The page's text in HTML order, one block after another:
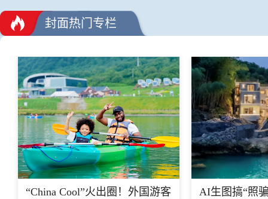
封面热门专栏
“China Cool”火出圈！外国游客
AI生图搞“照